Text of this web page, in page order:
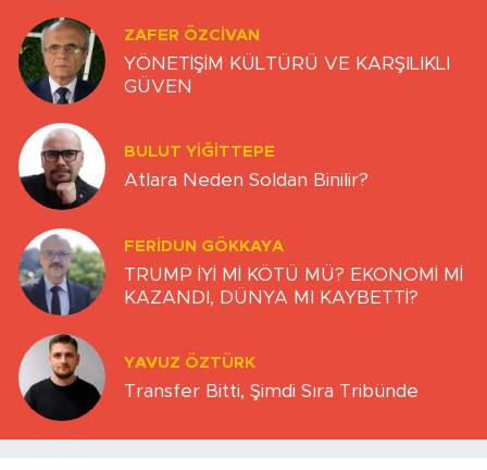
ZAFER ÖZCIVAN
YÖNETİŞİM KÜLTÜRÜ VE KARŞILIKLI
GÜVEN
BULUT YİĞİTTEPE
Atlara Neden Soldan Binilir?
FERIDUN GÖKKAYA
TRUMP İYİ Mİ KÖTÜ MÜ? EKONOMİ Mİ
KAZANDI, DÜNYA MI KAYBETTİ?
YAVUZ ÖZTÜRK
Transfer Bitti, Şimdi Sıra Tribünde